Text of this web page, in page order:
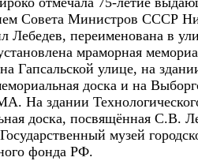
Совета Министров СССР
Лебедев, переименована в
мраморная
Гапсальской улице, на
доска и на
На здании
доска, посвящённая С.В.
музей
фонда РФ.